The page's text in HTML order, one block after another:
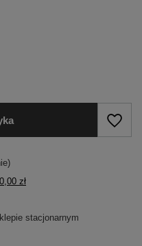
zł
stacjonarnym